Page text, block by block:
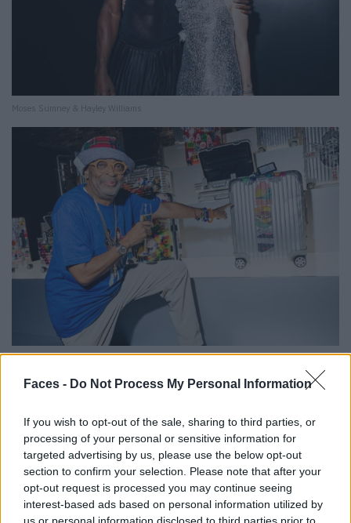
Faces - Do Not Process My Personal Information
If you wish to opt-out of the sale, sharing to third parties, or
processing of your personal or sensitive information for
targeted advertising by us, please use the below opt-out
section to confirm your selection. Please note that after your
opt-out request is processed you may continue seeing
interest-based ads based on personal information utilized by
Moses Sumney & Hayley Williams
Spike Lee